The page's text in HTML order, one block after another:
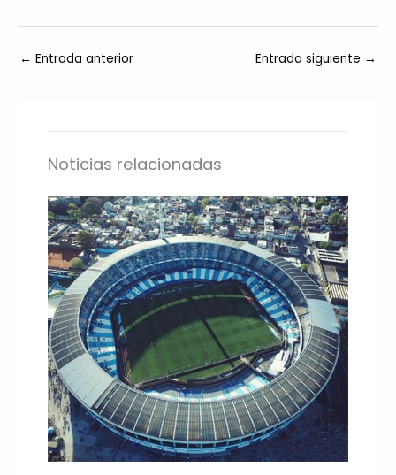
← Entrada anterior Entrada siguiente →
Noticias relacionadas